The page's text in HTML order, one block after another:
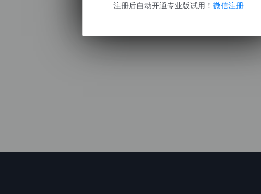
注册后自动开通专业版试用！ 微信注册